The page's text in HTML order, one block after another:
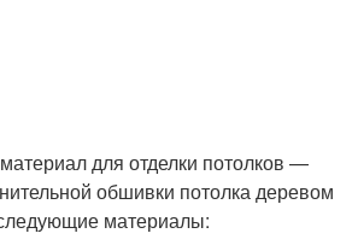
для отделки потолков —
обшивки потолка деревом
материалы: